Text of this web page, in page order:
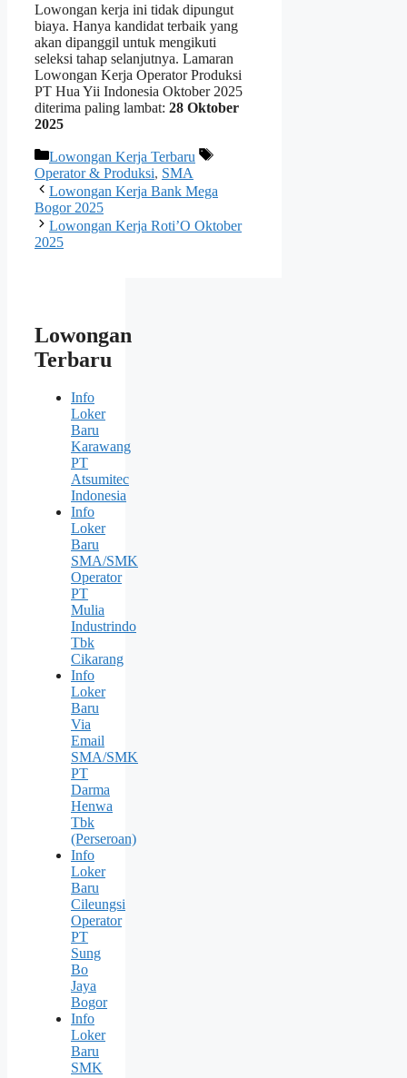
Lowongan kerja ini tidak dipungut
biaya. Hanya kandidat terbaik yang
akan dipanggil untuk mengikuti
seleksi tahap selanjutnya. Lamaran
Lowongan Kerja Operator Produksi
PT Hua Yii Indonesia Oktober 2025
diterima paling lambat: 28 Oktober
2025
Kategori
Lowongan Kerja Terbaru
Tag
Operator & Produksi, SMA
Lowongan Kerja Bank Mega
Bogor 2025
Lowongan Kerja Roti’O Oktober
2025
Lowongan
Terbaru
Info
Loker
Baru
Karawang
PT
Atsumitec
Indonesia
Info
Loker
Baru
SMA/SMK
Operator
PT
Mulia
Industrindo
Tbk
Cikarang
Info
Loker
Baru
Via
Email
SMA/SMK
PT
Darma
Henwa
Tbk
(Perseroan)
Info
Loker
Baru
Cileungsi
Operator
PT
Sung
Bо
Jaya
Bogor
Info
Loker
Baru
SMK